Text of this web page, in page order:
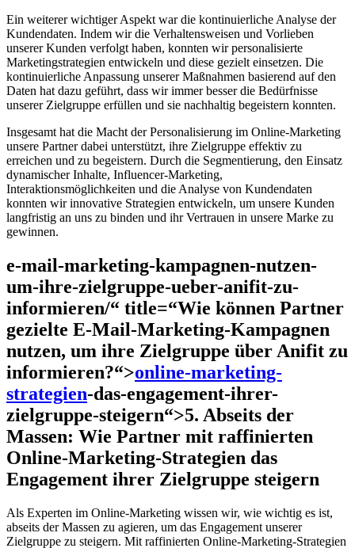
Ein weiterer wichtiger Aspekt war die kontinuierliche Analyse der
Kundendaten. Indem wir die Verhaltensweisen und Vorlieben
unserer Kunden verfolgt haben, konnten wir personalisierte
Marketingstrategien entwickeln und diese gezielt einsetzen. Die
kontinuierliche Anpassung unserer Maßnahmen basierend auf den
Daten hat dazu geführt, dass wir immer besser die Bedürfnisse
unserer Zielgruppe erfüllen und sie nachhaltig begeistern konnten.
Insgesamt hat die Macht der Personalisierung im Online-Marketing
unsere Partner dabei unterstützt, ihre Zielgruppe effektiv zu
erreichen und zu begeistern. Durch die Segmentierung, den Einsatz
dynamischer Inhalte, Influencer-Marketing,
Interaktionsmöglichkeiten und die Analyse von Kundendaten
konnten wir innovative Strategien entwickeln, um unsere Kunden
langfristig an uns zu binden und ihr Vertrauen in unsere Marke zu
gewinnen.
e-mail-marketing-kampagnen-nutzen-
um-ihre-zielgruppe-ueber-anifit-zu-
informieren/“ title=“Wie können Partner
gezielte E-Mail-Marketing-Kampagnen
nutzen, um ihre Zielgruppe über Anifit zu
informieren?“>online-marketing-
strategien-das-engagement-ihrer-
zielgruppe-steigern“>5. Abseits der
Massen: Wie Partner mit raffinierten
Online-Marketing-Strategien das
Engagement ihrer Zielgruppe steigern
Als Experten im Online-Marketing wissen wir, wie wichtig es ist,
abseits der Massen zu agieren, um das Engagement unserer
Zielgruppe zu steigern. Mit raffinierten Online-Marketing-Strategien